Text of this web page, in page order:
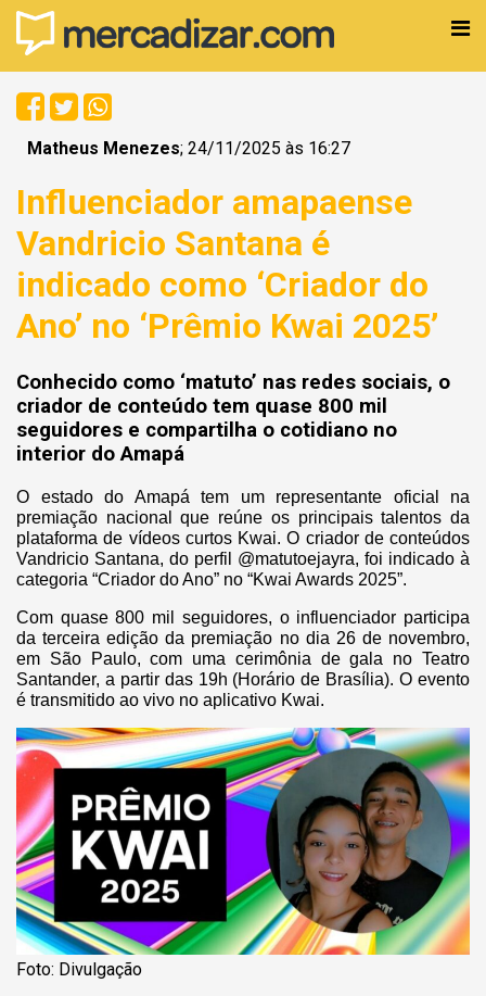
Matheus Menezes; 24/11/2025 às 16:27
Influenciador amapaense
Vandricio Santana é
indicado como ‘Criador do
Ano’ no ‘Prêmio Kwai 2025’
Conhecido como ‘matuto’ nas redes sociais, o
criador de conteúdo tem quase 800 mil
seguidores e compartilha o cotidiano no
interior do Amapá
O estado do Amapá tem um representante oficial na
premiação nacional que reúne os principais talentos da
plataforma de vídeos curtos Kwai. O criador de conteúdos
Vandricio Santana, do perfil @matutoejayra, foi indicado à
categoria “Criador do Ano” no “Kwai Awards 2025”.
Com quase 800 mil seguidores, o influenciador participa
da terceira edição da premiação no dia 26 de novembro,
em São Paulo, com uma cerimônia de gala no Teatro
Santander, a partir das 19h (Horário de Brasília). O evento
é transmitido ao vivo no aplicativo Kwai.
Foto: Divulgação